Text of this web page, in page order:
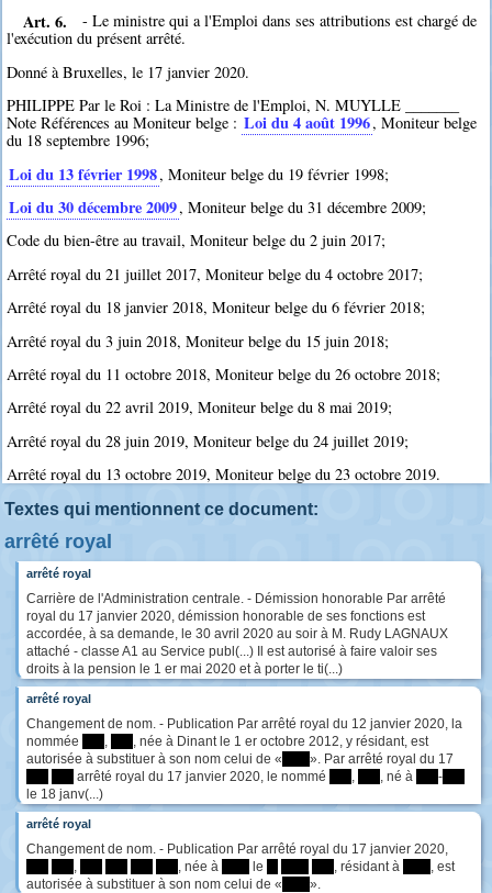
Art. 6.
- Le ministre qui a l'Emploi dans ses attributions est chargé de
l'exécution du présent arrêté.
Donné à Bruxelles, le 17 janvier 2020.
PHILIPPE Par le Roi : La Ministre de l'Emploi, N. MUYLLE _______
Note Références au Moniteur belge : Loi du 4 août 1996, Moniteur belge
du 18 septembre 1996;
Loi du 13 février 1998, Moniteur belge du 19 février 1998;
Loi du 30 décembre 2009, Moniteur belge du 31 décembre 2009;
Code du bien-être au travail, Moniteur belge du 2 juin 2017;
Arrêté royal du 21 juillet 2017, Moniteur belge du 4 octobre 2017;
Arrêté royal du 18 janvier 2018, Moniteur belge du 6 février 2018;
Arrêté royal du 3 juin 2018, Moniteur belge du 15 juin 2018;
Arrêté royal du 11 octobre 2018, Moniteur belge du 26 octobre 2018;
Arrêté royal du 22 avril 2019, Moniteur belge du 8 mai 2019;
Arrêté royal du 28 juin 2019, Moniteur belge du 24 juillet 2019;
Arrêté royal du 13 octobre 2019, Moniteur belge du 23 octobre 2019.
Textes qui mentionnent ce document:
arrêté royal
arrêté royal
Carrière de l'Administration centrale. - Démission honorable Par arrêté
royal du 17 janvier 2020, démission honorable de ses fonctions est
accordée, à sa demande, le 30 avril 2020 au soir à M. Rudy LAGNAUX
attaché - classe A1 au Service publ(...) Il est autorisé à faire valoir ses
droits à la pension le 1 er mai 2020 et à porter le ti(...)
arrêté royal
Changement de nom. - Publication Par arrêté royal du 12 janvier 2020, la
nommée
, née à Dinant le 1 er octobre 2012, y résidant, est
autorisée à substituer à son nom celui de «
». Par arrêté royal du 17
arrêté royal du 17 janvier 2020, le nommé , né à -
le 18 janv(...)
arrêté royal
Changement de nom. - Publication Par arrêté royal du 17 janvier 2020,
, née à le , résidant à
, est
autorisée à substituer à son nom celui de «
».